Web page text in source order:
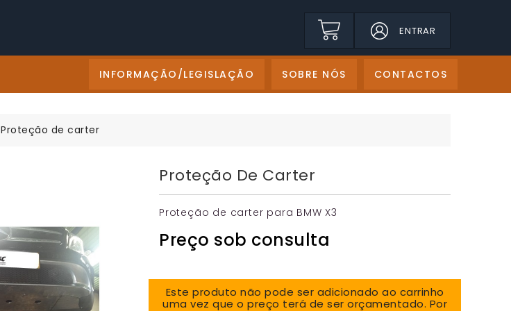
ENTRAR
CONTACTOS
SOBRE NÓS
INFORMAÇÃO/LEGISLAÇÃO
Proteção de carter
Proteção De Carter
Proteção de carter para BMW X3
Preço sob consulta
Este produto não pode ser adicionado ao carrinho
uma vez que o preço terá de ser orçamentado. Por